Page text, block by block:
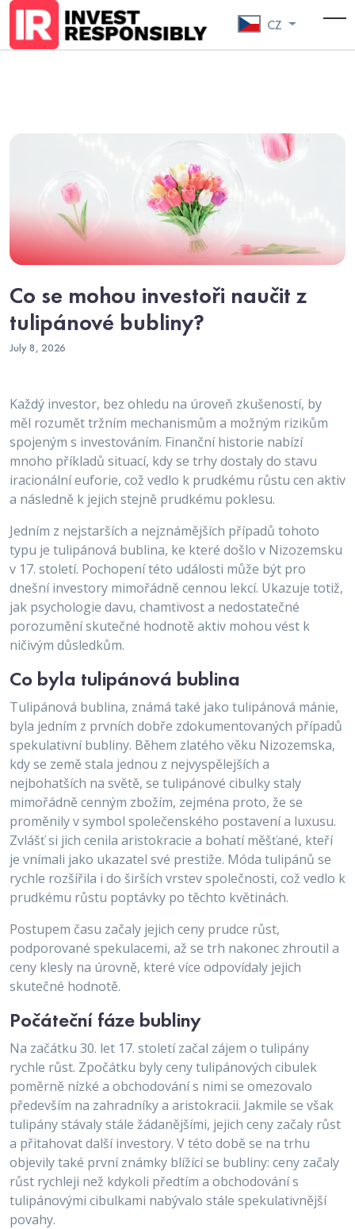
CZ
Co se mohou investoři naučit z
tulipánové bubliny?
July 8, 2026
Každý investor, bez ohledu na úroveň zkušeností, by
měl rozumět tržním mechanismům a možným rizikům
spojeným s investováním. Finanční historie nabízí
mnoho příkladů situací, kdy se trhy dostaly do stavu
iracionální euforie, což vedlo k prudkému růstu cen aktiv
a následně k jejich stejně prudkému poklesu.
Jedním z nejstarších a nejznámějších případů tohoto
typu je tulipánová bublina, ke které došlo v Nizozemsku
v 17. století. Pochopení této události může být pro
dnešní investory mimořádně cennou lekcí. Ukazuje totiž,
jak psychologie davu, chamtivost a nedostatečné
porozumění skutečné hodnotě aktiv mohou vést k
ničivým důsledkům.
Co byla tulipánová bublina
Tulipánová bublina, známá také jako tulipánová mánie,
byla jedním z prvních dobře zdokumentovaných případů
spekulativní bubliny. Během zlatého věku Nizozemska,
kdy se země stala jednou z nejvyspělejších a
nejbohatších na světě, se tulipánové cibulky staly
mimořádně cenným zbožím, zejména proto, že se
proměnily v symbol společenského postavení a luxusu.
Zvlášť si jich cenila aristokracie a bohatí měšťané, kteří
je vnímali jako ukazatel své prestiže. Móda tulipánů se
rychle rozšířila i do širších vrstev společnosti, což vedlo k
prudkému růstu poptávky po těchto květinách.
Postupem času začaly jejich ceny prudce růst,
podporované spekulacemi, až se trh nakonec zhroutil a
ceny klesly na úrovně, které více odpovídaly jejich
skutečné hodnotě.
Počáteční fáze bubliny
Na začátku 30. let 17. století začal zájem o tulipány
rychle růst. Zpočátku byly ceny tulipánových cibulek
poměrně nízké a obchodování s nimi se omezovalo
především na zahradníky a aristokracii. Jakmile se však
tulipány stávaly stále žádanějšími, jejich ceny začaly růst
a přitahovat další investory. V této době se na trhu
objevily také první známky blížící se bubliny: ceny začaly
růst rychleji než kdykoli předtím a obchodování s
tulipánovými cibulkami nabývalo stále spekulativnější
povahy.